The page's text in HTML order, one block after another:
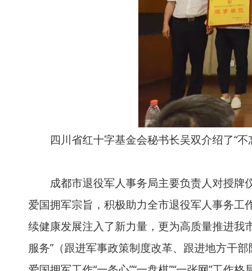
四川省红十字基金会秘书长吴双介绍了“
成都市退役军人事务局主要负责人对授
爱国拥军宗旨，积极助力全市退役军人事务
续健康发展注入了新力量，更为高质量推进我
服务”（跟进军事政策制度改革、跟进地方干